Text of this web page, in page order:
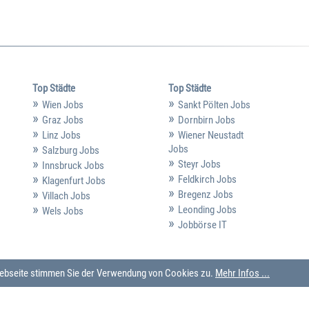
Top Städte
Wien Jobs
Graz Jobs
Linz Jobs
Salzburg Jobs
Innsbruck Jobs
Klagenfurt Jobs
Villach Jobs
Wels Jobs
Top Städte
Sankt Pölten Jobs
Dornbirn Jobs
Wiener Neustadt
Jobs
Steyr Jobs
Feldkirch Jobs
Bregenz Jobs
Leonding Jobs
Jobbörse IT
stimmen Sie der Verwendung von Cookies zu. Mehr Infos ...